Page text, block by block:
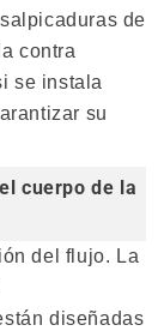
de
contra
se instala
su
cuerpo de la
del flujo. La
diseñadas